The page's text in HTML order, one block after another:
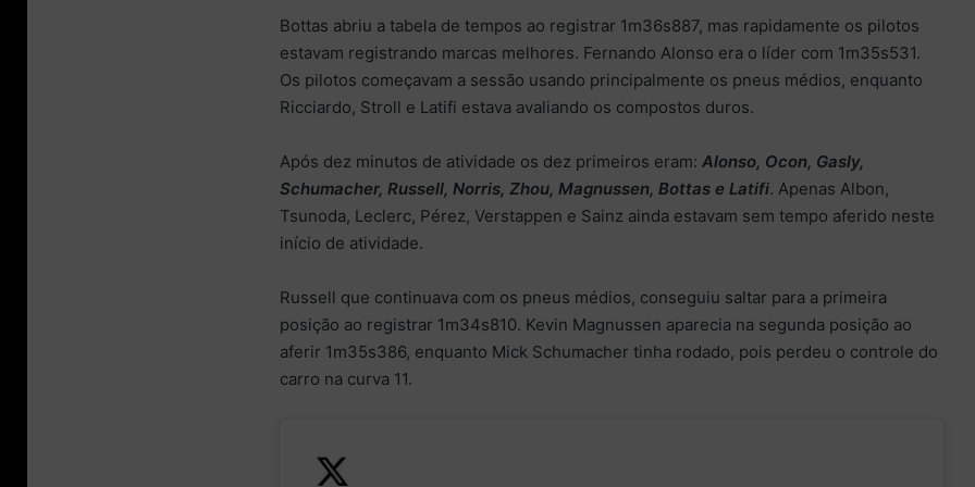
Bottas abriu a tabela de tempos ao registrar 1m36s887, mas rapidamente os pilotos
estavam registrando marcas melhores. Fernando Alonso era o líder com 1m35s531.
Os pilotos começavam a sessão usando principalmente os pneus médios, enquanto
Ricciardo, Stroll e Latifi estava avaliando os compostos duros.
Após dez minutos de atividade os dez primeiros eram: Alonso, Ocon, Gasly,
Schumacher, Russell, Norris, Zhou, Magnussen, Bottas e Latifi. Apenas Albon,
Tsunoda, Leclerc, Pérez, Verstappen e Sainz ainda estavam sem tempo aferido neste
início de atividade.
Russell que continuava com os pneus médios, conseguiu saltar para a primeira
posição ao registrar 1m34s810. Kevin Magnussen aparecia na segunda posição ao
aferir 1m35s386, enquanto Mick Schumacher tinha rodado, pois perdeu o controle do
carro na curva 11.